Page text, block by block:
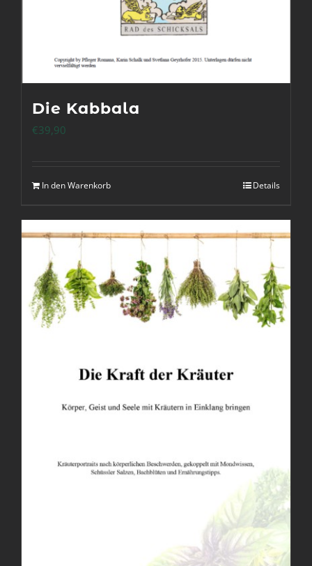
Die Kabbala
€39,90
In den Warenkorb Details